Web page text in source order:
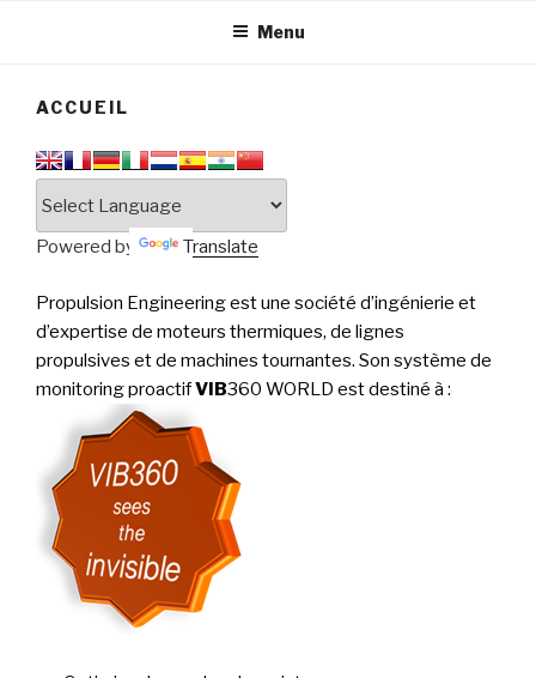
PERFORMANCE
Menu
ACCUEIL
Powered by Translate
Propulsion Engineering est une société d’ingénierie et
d’expertise de moteurs thermiques, de lignes
propulsives et de machines tournantes. Son système de
monitoring proactifVIB360 WORLD est destiné à :